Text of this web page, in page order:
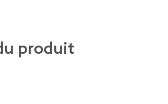
produit